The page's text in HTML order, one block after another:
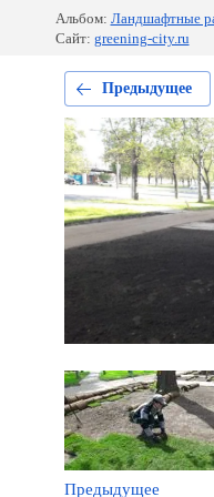
Альбом: Ландшафтные
Сайт: greening-city.ru
Предыдущее
Предыдущее